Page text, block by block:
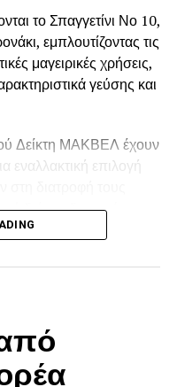
το Σπαγγετίνι Νο 10,
εμπλουτίζοντας τις
μαγειρικές χρήσεις,
γεύσης και
Δείκτη ΜΑΚΒΕΛ έχουν
εναλλακτική επιλογή
δείκτη, διατηρώντας
ζυμαρικών και
ερευνητικής
στην έρευνα
προϊόντων που
διατροφή,
έχουν καθιερώσει τα